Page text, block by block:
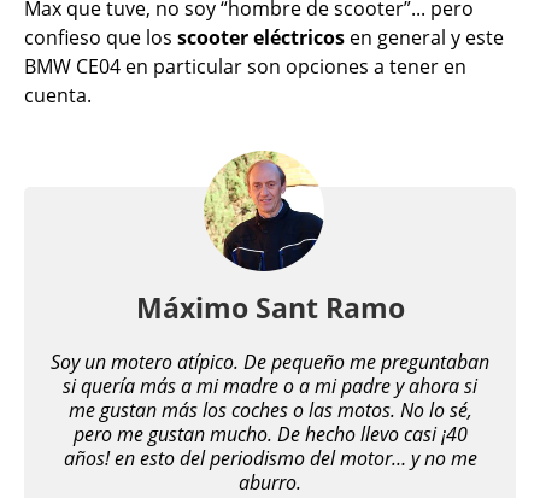
Max que tuve, no soy “hombre de scooter”... pero
confieso que los scooter eléctricos en general y este
BMW CE04 en particular son opciones a tener en
cuenta.
Máximo Sant Ramo
Soy un motero atípico. De pequeño me preguntaban
si quería más a mi madre o a mi padre y ahora si
me gustan más los coches o las motos. No lo sé,
pero me gustan mucho. De hecho llevo casi ¡40
años! en esto del periodismo del motor… y no me
aburro.